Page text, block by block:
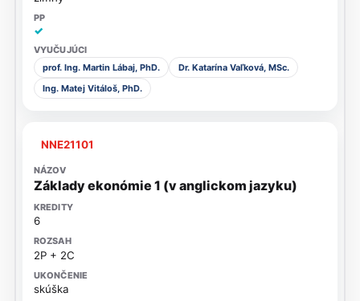
✓
prof. Ing. Martin Lábaj, PhD.
Dr. Katarína Vaľková, MSc.
Ing. Matej Vitáloš, PhD.
NNE21101
Základy ekonómie 1 (v anglickom jazyku)
6
2P + 2C
skúška